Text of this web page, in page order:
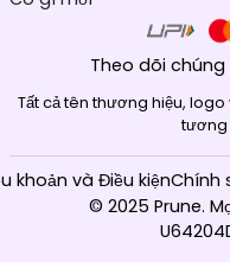
Theo dõi chúng
Tất cả tên thương hiệu,
tương
© 2025 Prune.
khoản và Điều kiệnChính